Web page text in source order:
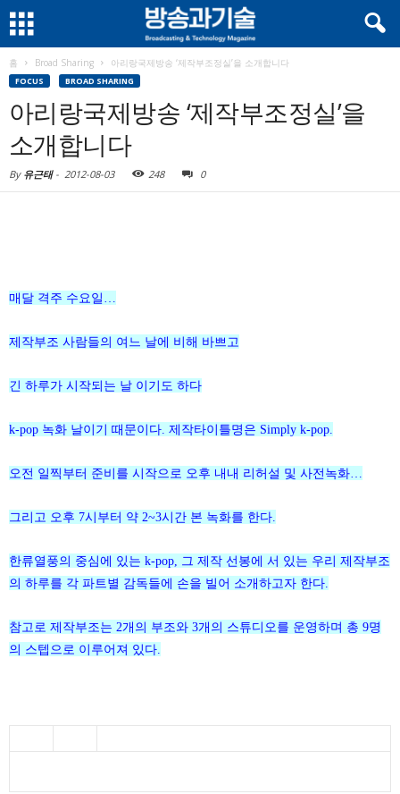
홈 Broad Sharing 아리랑국제방송 ‘제작부조정실’을 소개합니다
FOCUS BROAD SHARING
아리랑국제방송 ‘제작부조정실’을
소개합니다
By 유근태- 2012-08-03 248 0
매달 격주 수요일…
제작부조 사람들의 여느 날에 비해 바쁘고
긴 하루가 시작되는 날 이기도 하다
k-pop 녹화 날이기 때문이다. 제작타이틀명은 Simply k-pop.
오전 일찍부터 준비를 시작으로 오후 내내 리허설 및 사전녹화…
그리고 오후 7시부터 약 2~3시간 본 녹화를 한다.
한류열풍의 중심에 있는 k-pop, 그 제작 선봉에 서 있는 우리 제작부조
의 하루를 각 파트별 감독들에 손을 빌어 소개하고자 한다.
참고로 제작부조는 2개의 부조와 3개의 스튜디오를 운영하며 총 9명
의 스텝으로 이루어져 있다.